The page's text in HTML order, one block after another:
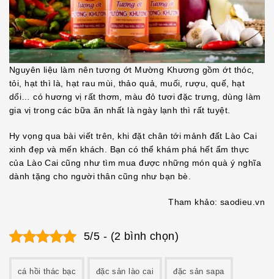
Nguyên liệu làm nên tương ớt Mường Khương gồm ớt thóc,
tỏi, hạt thì là, hạt rau mùi, thảo quả, muối, rượu, quế, hạt
dổi… có hương vị rất thơm, màu đỏ tươi đặc trưng, dùng làm
gia vị trong các bữa ăn nhất là ngày lạnh thì rất tuyệt.
Hy vọng qua bài viết trên, khi đặt chân tới mảnh đất Lào Cai
xinh đẹp và mến khách. Bạn có thể khám phá hết ẩm thực
của Lào Cai cũng như tìm mua được những món quà ý nghĩa
dành tặng cho người thân cũng như bạn bè.
Tham khảo: saodieu.vn
5/5 - (2 bình chọn)
cá hồi thác bạc đặc sản lào cai đặc sản sapa